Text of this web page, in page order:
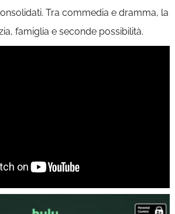
Tra commedia e dramma, la
famiglia e seconde possibilità.